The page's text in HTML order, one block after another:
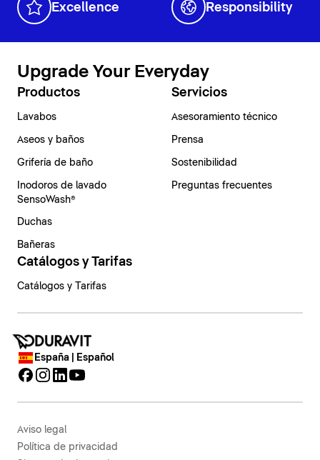
Excellence Responsibility
Upgrade Your Everyday
Productos
Lavabos
Aseos y baños
Grifería de baño
Inodoros de lavado
SensoWash®
Duchas
Bañeras
Servicios
Asesoramiento técnico
Prensa
Sostenibilidad
Preguntas frecuentes
Catálogos y Tarifas
Catálogos y Tarifas
España | Español
Aviso legal
Política de privacidad